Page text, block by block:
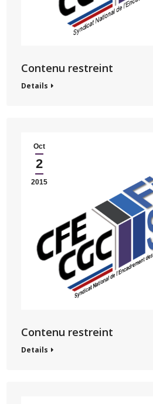
Contenu restreint
Details
Oct
2
2015
Contenu restreint
Details